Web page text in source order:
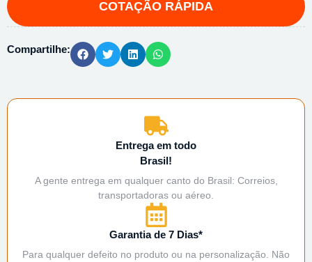
Compartilhe:
Entrega em todo
Brasil!
A gente entrega em qualquer canto do Brasil: Correios,
transportadoras ou aéreo.
Garantia de 7 Dias*
Para qualquer defeito no produto ou na personalização. Não